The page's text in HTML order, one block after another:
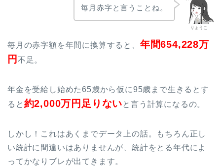
りょうこ
毎月赤字と言うことね。
毎月の赤字額を年間に換算すると、 年間654,228万
円 不足。
年金を受給し始めた65歳から仮に95歳まで生きるとす
ると 約2,000万円足りない と言う計算になるの。
しかし！これはあくまでデータ上の話。もちろん正し
い統計に間違いはありませんが、統計をとる年代によ
ってかなりブレが出てきます。